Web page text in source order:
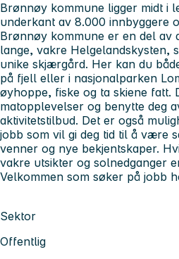
Brønnøy kommune ligger midt i
underkant av 8.000 innbyggere
Brønnøy kommune er en del av
lange, vakre Helgelandskysten,
unike skjærgård. Her kan du
på fjell eller i nasjonalparken
øyhoppe, fiske og ta skiene fatt.
matopplevelser og benytte deg
aktivitetstilbud. Det er også
jobb som vil gi deg tid til å være
venner og nye bekjentskaper.
vakre utsikter og solnedganger
Velkommen som søker på jobb
Sektor
Offentlig